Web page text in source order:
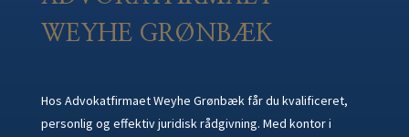
WEYHE GRØNBÆK
Hos Advokatfirmaet Weyhe Grønbæk får du kvalificeret,
personlig og effektiv juridisk rådgivning. Med kontor i